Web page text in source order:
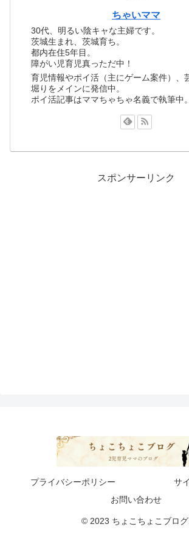
ちゃいママ
30代、明るい陰キャな主婦です。
茨城生まれ、茨城育ち。
都内在住5年目。
障がい児育児真っただ中！
育児情報やポイ活（主にゲーム案件）、
堀りをメインに発信中。
ポイ活記事はママちゃちゃ名義で執筆中。
スポンサーリンク
プライバシーポリシー
サ
お問い合わせ
© 2023 ちょこちょこブログ.